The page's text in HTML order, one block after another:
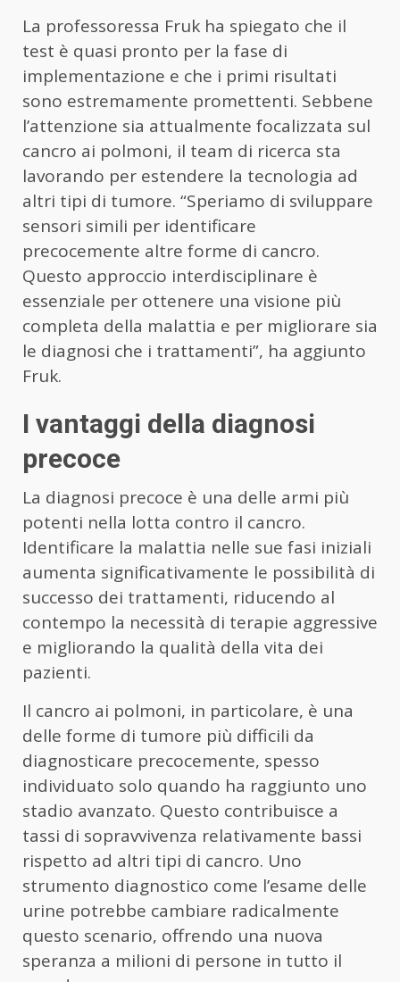
La professoressa Fruk ha spiegato che il
test è quasi pronto per la fase di
implementazione e che i primi risultati
sono estremamente promettenti. Sebbene
l’attenzione sia attualmente focalizzata sul
cancro ai polmoni, il team di ricerca sta
lavorando per estendere la tecnologia ad
altri tipi di tumore. “Speriamo di sviluppare
sensori simili per identificare
precocemente altre forme di cancro.
Questo approccio interdisciplinare è
essenziale per ottenere una visione più
completa della malattia e per migliorare sia
le diagnosi che i trattamenti”, ha aggiunto
Fruk.
I vantaggi della diagnosi
precoce
La diagnosi precoce è una delle armi più
potenti nella lotta contro il cancro.
Identificare la malattia nelle sue fasi iniziali
aumenta significativamente le possibilità di
successo dei trattamenti, riducendo al
contempo la necessità di terapie aggressive
e migliorando la qualità della vita dei
pazienti.
Il cancro ai polmoni, in particolare, è una
delle forme di tumore più difficili da
diagnosticare precocemente, spesso
individuato solo quando ha raggiunto uno
stadio avanzato. Questo contribuisce a
tassi di sopravvivenza relativamente bassi
rispetto ad altri tipi di cancro. Uno
strumento diagnostico come l’esame delle
urine potrebbe cambiare radicalmente
questo scenario, offrendo una nuova
speranza a milioni di persone in tutto il